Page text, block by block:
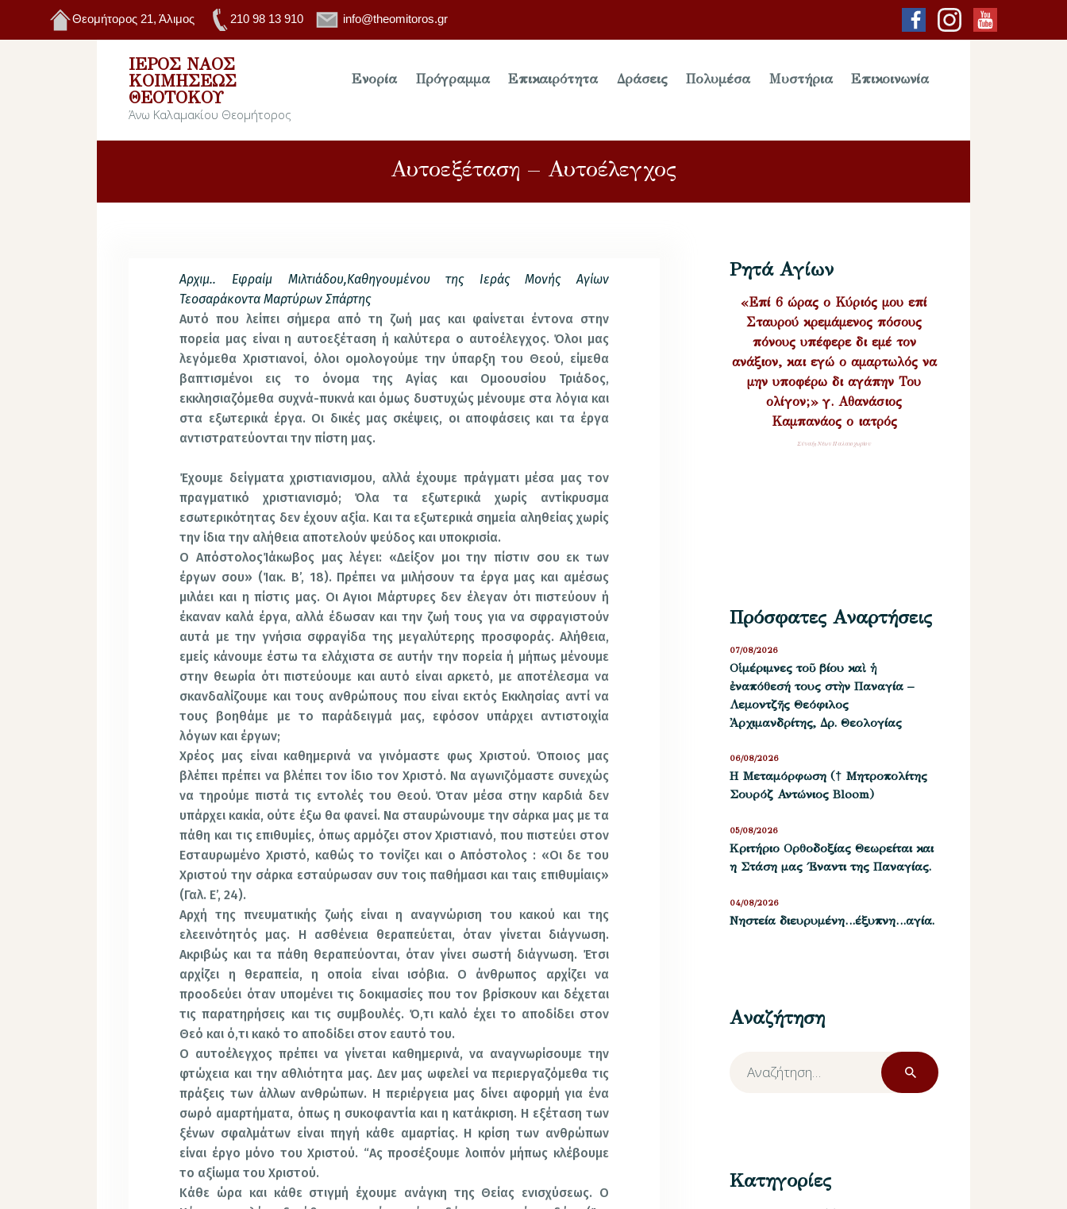
Θεομήτορος 21, Άλιμος 210 98 13 910 info@theomitoros.gr
ΙΕΡΌΣ ΝΑΌΣ
ΚΟΙΜΉΣΕΩΣ
ΘΕΟΤΌΚΟΥ
Άνω Καλαμακίου Θεομήτορος
Ενορία Πρόγραμμα Επικαιρότητα Δράσεις Πολυμέσα Μυστήρια Επικοινωνία
Αυτοεξέταση – Αυτοέλεγχος
Αρχιμ.. Εφραίμ Μιλτιάδου,Καθηγουμένου της Ιεράς Μονής Αγίων
Τεοσαράκοντα Μαρτύρων Σπάρτης
Αυτό που λείπει σήμερα από τη ζωή μας και φαίνεται έντονα στην
πορεία μας είναι η αυτοεξέταση ή καλύτερα ο αυτοέλεγχος. Όλοι μας
λεγόμεθα Χριστιανοί, όλοι ομολογούμε την ύπαρξη του Θεού, είμεθα
βαπτισμένοι εις το όνομα της Αγίας και Ομοουσίου Τριάδος,
εκκλησιαζόμεθα συχνά-πυκνά και όμως δυστυχώς μένουμε στα λόγια και
στα εξωτερικά έργα. Οι δικές μας σκέψεις, οι αποφάσεις και τα έργα
αντιστρατεύονται την πίστη μας.
Έχουμε δείγματα χριστιανισμου, αλλά έχουμε πράγματι μέσα μας τον
πραγματικό χριστιανισμό; Όλα τα εξωτερικά χωρίς αντίκρυσμα
εσωτερικότητας δεν έχουν αξία. Και τα εξωτερικά σημεία αληθείας χωρίς
την ίδια την αλήθεια αποτελούν ψεύδος και υποκρισία.
Ο ΑπόστολοςΊάκωβος μας λέγει: «Δείξον μοι την πίστιν σου εκ των
έργων σου» (Ίακ. Β’, 18). Πρέπει να μιλήσουν τα έργα μας και αμέσως
μιλάει και η πίστις μας. Οι Αγιοι Μάρτυρες δεν έλεγαν ότι πιστεύουν ή
έκαναν καλά έργα, αλλά έδωσαν και την ζωή τους για να σφραγιστούν
αυτά με την γνήσια σφραγίδα της μεγαλύτερης προσφοράς. Αλήθεια,
εμείς κάνουμε έστω τα ελάχιστα σε αυτήν την πορεία ή μήπως μένουμε
στην θεωρία ότι πιστεύουμε και αυτό είναι αρκετό, με αποτέλεσμα να
σκανδαλίζουμε και τους ανθρώπους που είναι εκτός Εκκλησίας αντί να
τους βοηθάμε με το παράδειγμά μας, εφόσον υπάρχει αντιστοιχία
λόγων και έργων;
Χρέος μας είναι καθημερινά να γινόμαστε φως Χριστού. Όποιος μας
βλέπει πρέπει να βλέπει τον ίδιο τον Χριστό. Να αγωνιζόμαστε συνεχώς
να τηρούμε πιστά τις εντολές του Θεού. Όταν μέσα στην καρδιά δεν
υπάρχει κακία, ούτε έξω θα φανεί. Να σταυρώνουμε την σάρκα μας με τα
πάθη και τις επιθυμίες, όπως αρμόζει στον Χριστιανό, που πιστεύει στον
Εσταυρωμένο Χριστό, καθώς το τονίζει και ο Απόστολος : «Οι δε του
Χριστού την σάρκα εσταύρωσαν συν τοις παθήμασι και ταις επιθυμίαις»
(Γαλ. Ε’, 24).
Αρχή της πνευματικής ζωής είναι η αναγνώριση του κακού και της
ελεεινότητός μας. Η ασθένεια θεραπεύεται, όταν γίνεται διάγνωση.
Ακριβώς και τα πάθη θεραπεύονται, όταν γίνει σωστή διάγνωση. Έτσι
αρχίζει η θεραπεία, η οποία είναι ισόβια. Ο άνθρωπος αρχίζει να
προοδεύει όταν υπομένει τις δοκιμασίες που τον βρίσκουν και δέχεται
τις παρατηρήσεις και τις συμβουλές. Ό,τι καλό έχει το αποδίδει στον
Θεό και ό,τι κακό το αποδίδει στον εαυτό του.
Ο αυτοέλεγχος πρέπει να γίνεται καθημερινά, να αναγνωρίσουμε την
φτώχεια και την αθλιότητα μας. Δεν μας ωφελεί να περιεργαζόμεθα τις
πράξεις των άλλων ανθρώπων. Η περιέργεια μας δίνει αφορμή για ένα
σωρό αμαρτήματα, όπως η συκοφαντία και η κατάκριση. Η εξέταση των
ξένων σφαλμάτων είναι πηγή κάθε αμαρτίας. Η κρίση των ανθρώπων
είναι έργο μόνο του Χριστού. “Ας προσέξουμε λοιπόν μήπως κλέβουμε
το αξίωμα του Χριστού.
Κάθε ώρα και κάθε στιγμή έχουμε ανάγκη της Θείας ενισχύσεως. Ο
Ρητά Αγίων
«Επί 6 ώρας ο Κύριός μου επί
Σταυρού κρεμάμενος πόσους
πόνους υπέφερε δι εμέ τον
ανάξιον, και εγώ ο αμαρτωλός να
μην υποφέρω δι αγάπην Του
ολίγον;» γ. Αθανάσιος
Καμπανάος ο ιατρός
Σύναξη Νέων Παλαιοχωρίου
Πρόσφατες Αναρτήσεις
Οἱ μέριμνες τοῦ βίου καὶ ἡ
ἐναπόθεσή τους στὴν Παναγία –
Λεμοντζῆς Θεόφιλος
Ἀρχιμανδρίτης, Δρ. Θεολογίας
07/08/2026
Η Μεταμόρφωση († Μητροπολίτης
Σουρόζ Αντώνιος Bloom)
06/08/2026
Kριτήριο Oρθοδοξίας Θεωρείται και
η Στάση μας ΄Εναντι της Παναγίας.
05/08/2026
Νηστεία διευρυμένη…έξυπνη…αγία.
04/08/2026
Αναζήτηση
Αναζήτηση
για:
Κατηγορίες